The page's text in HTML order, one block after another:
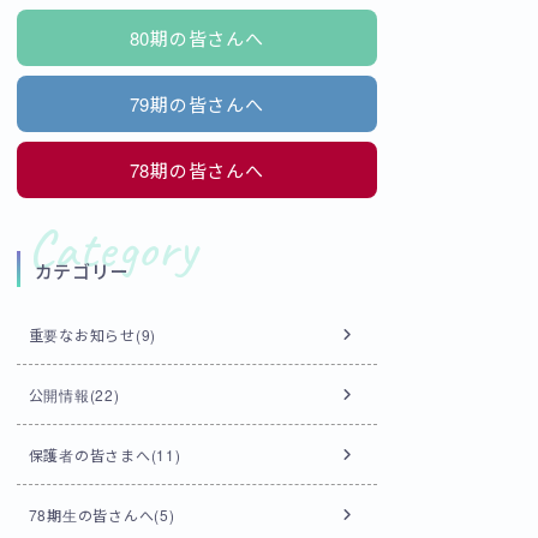
80期の皆さんへ
79期の皆さんへ
78期の皆さんへ
カテゴリー
重要なお知らせ(9)
公開情報(22)
保護者の皆さまへ(11)
78期生の皆さんへ(5)